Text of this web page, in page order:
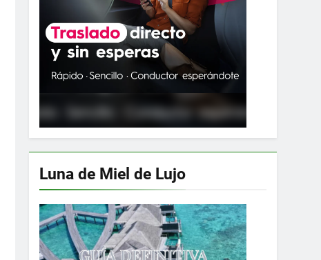
Luna de Miel de Lujo